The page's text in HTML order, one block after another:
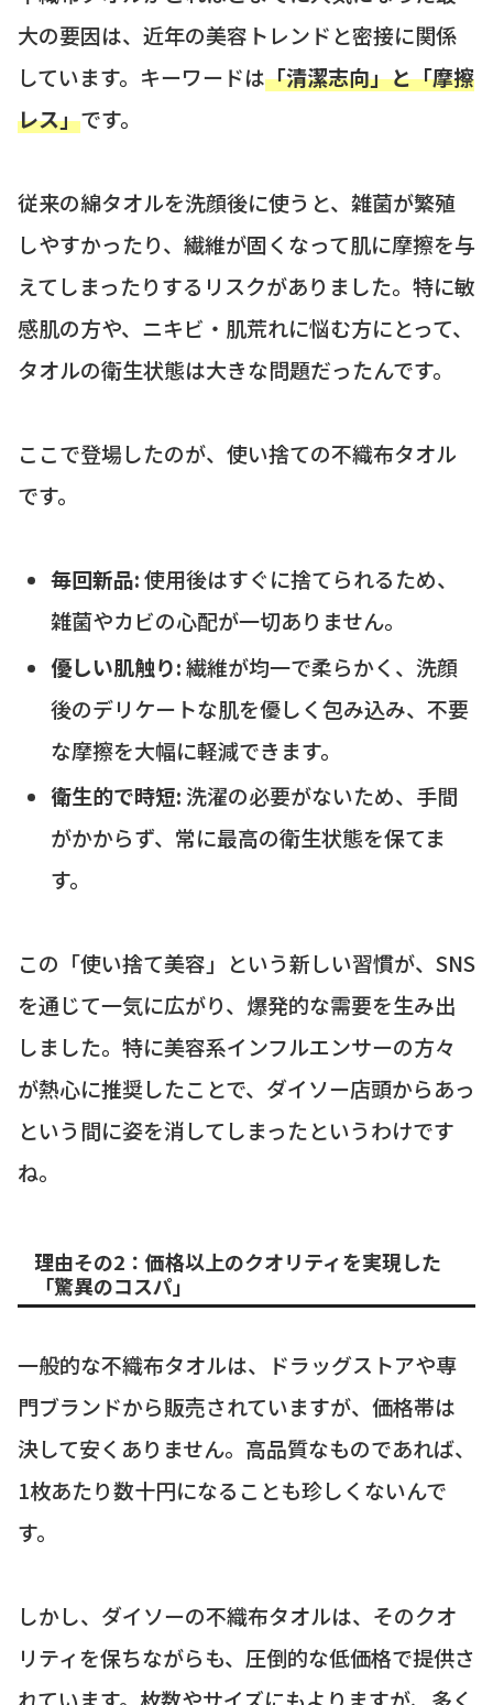
大の要因は、近年の美容トレンドと密接に関係
しています。キーワードは「清潔志向」と「摩擦
レス」です。
従来の綿タオルを洗顔後に使うと、雑菌が繁殖
しやすかったり、繊維が固くなって肌に摩擦を与
えてしまったりするリスクがありました。特に敏
感肌の方や、ニキビ・肌荒れに悩む方にとって、
タオルの衛生状態は大きな問題だったんです。
ここで登場したのが、使い捨ての不織布タオル
です。
毎回新品:使用後はすぐに捨てられるため、
雑菌やカビの心配が一切ありません。
優しい肌触り:繊維が均一で柔らかく、洗顔
後のデリケートな肌を優しく包み込み、不要
な摩擦を大幅に軽減できます。
衛生的で時短:洗濯の必要がないため、手間
がかからず、常に最高の衛生状態を保てま
す。
この「使い捨て美容」という新しい習慣が、SNS
を通じて一気に広がり、爆発的な需要を生み出
しました。特に美容系インフルエンサーの方々
が熱心に推奨したことで、ダイソー店頭からあっ
という間に姿を消してしまったというわけです
ね。
理由その2：価格以上のクオリティを実現した
「驚異のコスパ」
一般的な不織布タオルは、ドラッグストアや専
門ブランドから販売されていますが、価格帯は
決して安くありません。高品質なものであれば、
1枚あたり数十円になることも珍しくないんで
す。
しかし、ダイソーの不織布タオルは、そのクオ
リティを保ちながらも、圧倒的な低価格で提供さ
れています。枚数やサイズにもよりますが、多く